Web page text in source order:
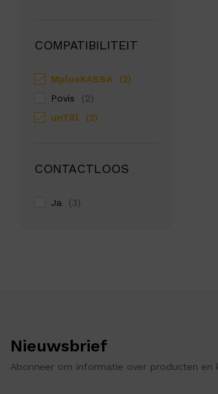
COMPATIBILITEIT
MplusKASSA (2)
Povis (2)
unTill (2)
CONTACTLOOS
Ja (3)
Nieuwsbrief
Abonneer om informatie over producten en